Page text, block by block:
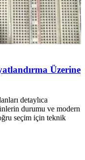
Üzerine
detaylıca
durumu ve modern
seçim için teknik